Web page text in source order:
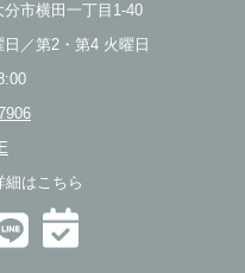
分市横田一丁目1-40
日／第2・第4 火曜日
細はこちら